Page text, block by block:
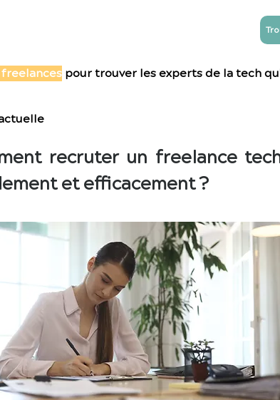
pour trouver les experts de la tech
recruter un freelance
et efficacement ?